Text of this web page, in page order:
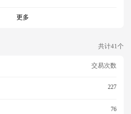
更多
共计41个
交易次数
227
76